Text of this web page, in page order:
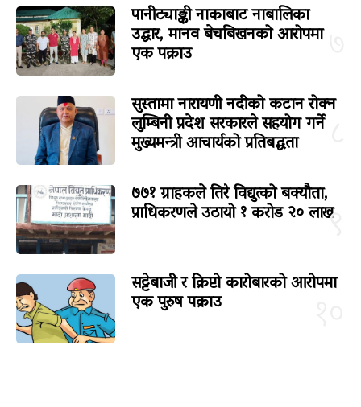
पानीट्याङ्की नाकाबाट नाबालिका
उद्धार, मानव बेचबिखनको आरोपमा
एक पक्राउ
सुस्तामा नारायणी नदीको कटान रोक्न
लुम्बिनी प्रदेश सरकारले सहयोग गर्ने
मुख्यमन्त्री आचार्यको प्रतिबद्धता
९
७७१ ग्राहकले तिरे विद्युत्को बक्यौता,
प्राधिकरणले उठायो १ करोड २० लाख
सट्टेबाजी र क्रिप्टो कारोबारको आरोपमा
एक पुरुष पक्राउ